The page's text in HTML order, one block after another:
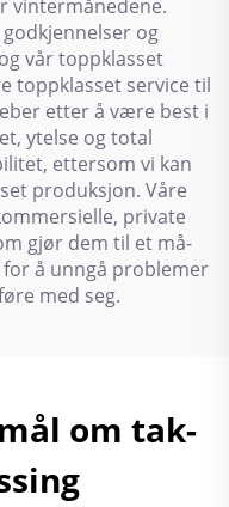
vintermånedene.
og
vår toppklasset
toppklasset service til
etter å være best i
ytelse og total
ettersom vi kan
produksjon. Våre
private
gjør dem til et må-
å unngå problemer
med seg.
om tak-